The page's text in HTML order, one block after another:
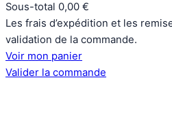
Produits
dans
le
panier
Sous-total 0,00 €
Les frais d’expédition et les
validation de la commande.
Voir mon panier
Valider la commande